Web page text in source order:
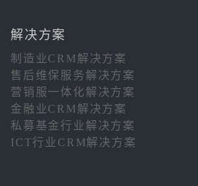
解决方案
制造业CRM解决方案
售后维保服务解决方案
营销服一体化解决方案
金融业CRM解决方案
私募基金行业解决方案
ICT行业CRM解决方案